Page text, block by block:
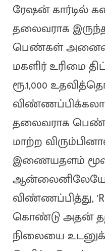
ரேஷன் கார்டில்
தலைவராக
பெண்கள்
மகளிர் உரிமை
ரூ.1,000
தலைவராக
மாற்ற
இணையதளம்
ஆன்லைனிலேயே
விண்ணப்பித்து,
கொண்டு அதன்
நிலையை